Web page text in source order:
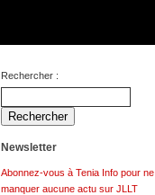
Rechercher :
Newsletter
Abonnez-vous à Tenia Info pour ne
manquer aucune actu sur JLLT